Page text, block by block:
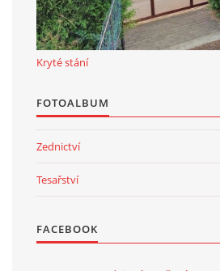
Kryté stání
FOTOALBUM
Zednictví
Tesařství
FACEBOOK